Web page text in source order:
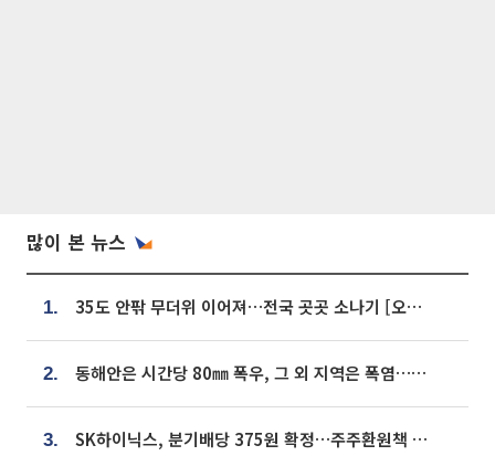
많이 본 뉴스
1. 35도 안팎 무더위 이어져…전국 곳곳 소나기 [오늘 날씨]
2. 동해안은 시간당 80㎜ 폭우, 그 외 지역은 폭염…‘극과 극 날씨’
3. SK하이닉스, 분기배당 375원 확정…주주환원책 9월로 앞당겨 발표